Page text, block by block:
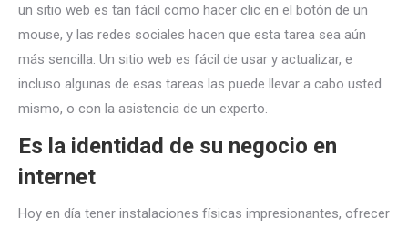
un sitio web es tan fácil como hacer clic en el botón de un
mouse, y las redes sociales hacen que esta tarea sea aún
más sencilla. Un sitio web es fácil de usar y actualizar, e
incluso algunas de esas tareas las puede llevar a cabo usted
mismo, o con la asistencia de un experto.
Es la identidad de su negocio en
internet
Hoy en día tener instalaciones físicas impresionantes, ofrecer